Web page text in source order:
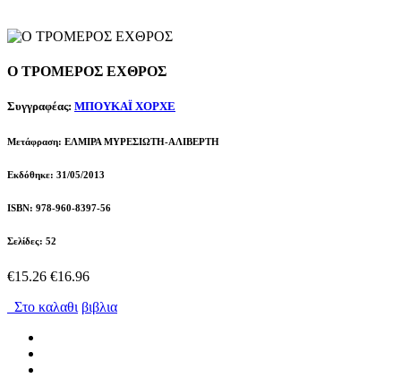
Ο ΤΡΟΜΕΡΟΣ ΕΧΘΡΟΣ
Συγγραφέας: ΜΠΟΥΚΑΪ ΧΟΡΧΕ
Μετάφραση: ΕΛΜΙΡΑ ΜΥΡΕΣΙΩΤΗ-ΑΛΙΒΕΡΤΗ
Εκδόθηκε: 31/05/2013
ISBN: 978-960-8397-56
Σελίδες: 52
€15.26 €16.96
Στο καλαθι βιβλια